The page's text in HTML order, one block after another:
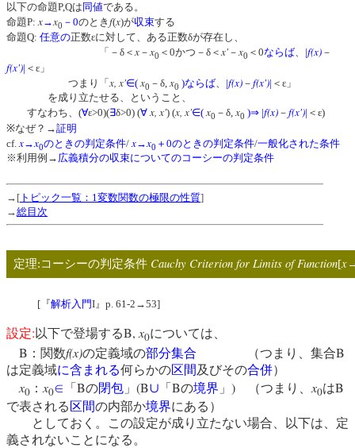
以下の命題P,Qは 同値である。
命題P:x→x0 －0のとき f(x)が収束する
命題Q: 任意の正数εに対して、ある正数δが存在し、
「－δ＜ x － x0 ＜0かつ－δ＜ x' － x0 ＜0ならば |f(x) －
f(x')| ＜ε」
つまり「x, x'∈( x0 －δ, x0 )ならば |f(x) － f(x')| ＜ε」
を成り立たせる、ということ、
すなわち、(∀ε>0)(∃δ>0) (∀ x, x') (x, x'∈( x0 －δ,x0 )⇒ |f(x) － f(x')| ＜ε)
※なぜ？→証明
cf. x→x0のときの判定条件/ x→x0 ＋0のときの判定条件/一般化された条件
※利用例→ 広義積分の収束についてのコーシーの判定条件
→[ トピック一覧：1変数関数の極限の性質]
→総目次
定理:コーシーの判定条件 Cauchy Criterion for Limits of Function[x
[『解析入門I』p. 61-2→53]
設定: 以下で登場するB, x0については、
B ：関数f(x)の定義域の部分集合 （つまり、集合B
は定義域に含まれる何らかの区間 及びその合併）
x0 ： x0∈ 「 Bの閉包 」 (B∪ 「 Bの境界 」 ) （つまり、 x0はB
で表される 区間の内部か境界にある）
としておく。この設定が成り立たない場合、以下は、定
義されないことになる。